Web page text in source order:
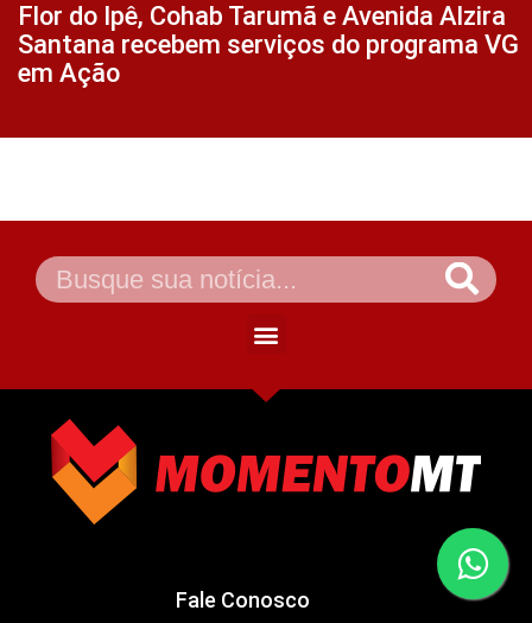
Flor do Ipê, Cohab Tarumã e Avenida Alzira
Santana recebem serviços do programa VG
em Ação
Fale Conosco